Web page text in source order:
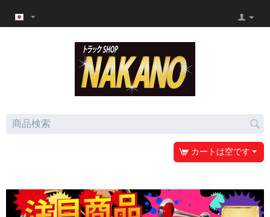
カートは空です